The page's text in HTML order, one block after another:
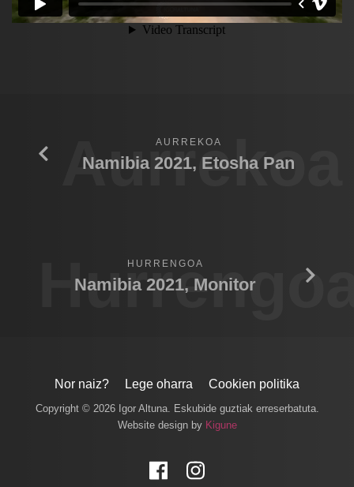
Aurrekoa
AURREKOA
Namibia 2021, Etosha Pan
HURRENGOA
Namibia 2021, Monitor
Nor naiz? Lege oharra Cookien politika
Copyright © 2026 Igor Altuna. Eskubide guztiak erreserbatuta.
Website design by Kigune
Facebook
Instagram